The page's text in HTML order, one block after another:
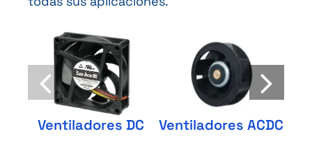
Ventiladores DC Ventiladores ACDC